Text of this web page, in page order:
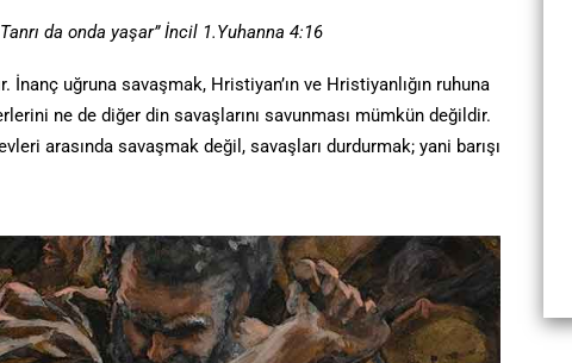
da onda yaşar” İncil 1.Yuhanna 4:16
İnanç uğruna savaşmak, Hristiyan’ın ve Hristiyanlığın ruhuna
ne de diğer din savaşlarını savunması mümkün değildir.
arasında savaşmak değil, savaşları durdurmak; yani barışı